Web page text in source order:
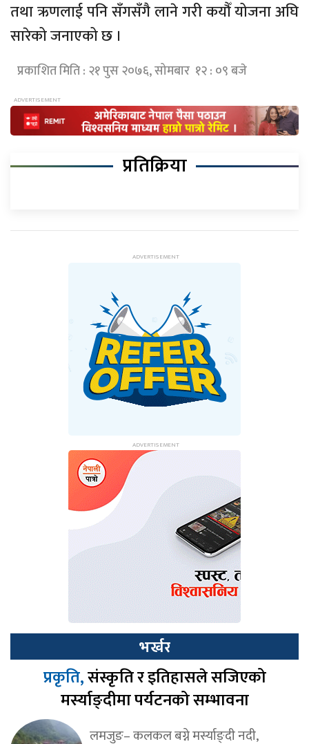
तथा ऋणलाई पनि सँगसँगै लाने गरी कयौँ योजना अघि
सारेको जनाएको छ ।
प्रकाशित मिति : २१ पुस २०७६, सोमबार १२ : ०९ बजे
प्रतिक्रिया
भर्खर
प्रकृति,संस्कृति र इतिहासले सजिएको
मर्स्याङ्दीमा पर्यटनको सम्भावना
लमजुङ– कलकल बग्ने मर्स्याङ्दी नदी,